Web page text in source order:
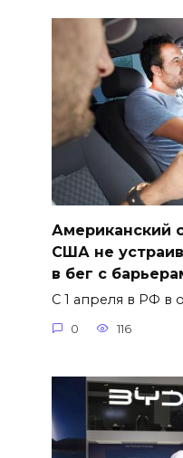
Американский
США не
в бег с
С 1 апреля в РФ в
0 116